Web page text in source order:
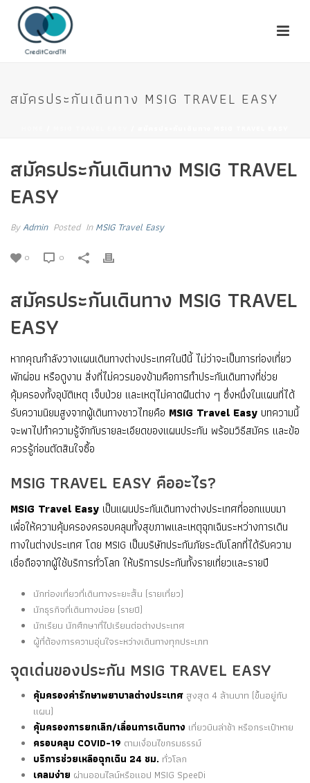
สมัครประกันเดินทาง MSIG TRAVEL EASY
สมัครประกันเดินทาง MSIG TRAVEL
EASY
ByAdmin Posted InMSIG Travel Easy
0 0
สมัครประกันเดินทาง MSIG TRAVEL
EASY
หากคุณกำลังวางแผนเดินทางต่างประเทศในปีนี้ ไม่ว่าจะเป็นการท่องเที่ยว
พักผ่อน หรือดูงาน สิ่งที่ไม่ควรมองข้ามคือการทำประกันเดินทางที่ช่วย
คุ้มครองทั้งอุบัติเหตุ เจ็บป่วย และเหตุไม่คาดฝันต่าง ๆ ซึ่งหนึ่งในแผนที่ได้
รับความนิยมสูงจากผู้เดินทางชาวไทยคือ MSIG Travel Easy บทความนี้
จะพาไปทำความรู้จักกับรายละเอียดของแผนประกัน พร้อมวิธีสมัคร และข้อ
ควรรู้ก่อนตัดสินใจซื้อ
MSIG TRAVEL EASY คืออะไร?
MSIG Travel Easy เป็นแผนประกันเดินทางต่างประเทศที่ออกแบบมา
เพื่อให้ความคุ้มครองครอบคลุมทั้งสุขภาพและเหตุฉุกเฉินระหว่างการเดิน
ทางในต่างประเทศ โดย MSIG เป็นบริษัทประกันภัยระดับโลกที่ได้รับความ
เชื่อถือจากผู้ใช้บริการทั่วโลก ให้บริการประกันทั้งรายเที่ยวและรายปี
นักท่องเที่ยวที่เดินทางระยะสั้น (รายเที่ยว)
นักธุรกิจที่เดินทางบ่อย (รายปี)
นักเรียน นักศึกษาที่ไปเรียนต่อต่างประเทศ
ผู้ที่ต้องการความอุ่นใจระหว่างเดินทางทุกประเภท
จุดเด่นของประกัน MSIG TRAVEL EASY
คุ้มครองค่ารักษาพยาบาลต่างประเทศสูงสุด 4 ล้านบาท (ขึ้นอยู่กับ
แผน)
คุ้มครองการยกเลิก/เลื่อนการเดินทาง เที่ยวบินล่าช้า หรือกระเป๋าหาย
ครอบคลุม COVID-19 ตามเงื่อนไขกรมธรรม์
บริการช่วยเหลือฉุกเฉิน 24 ชม. ทั่วโลก
เคลมง่าย ผ่านออนไลน์หรือแอป MSIG SpeeDi